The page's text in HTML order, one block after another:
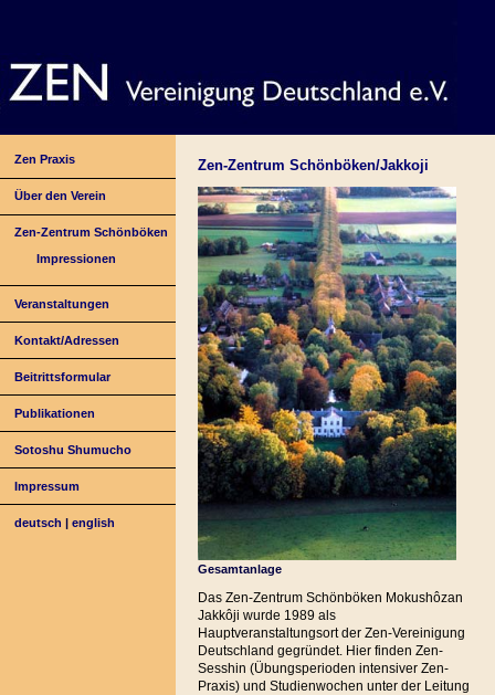
Zen Praxis
Über den Verein
Zen-Zentrum Schönböken
Impressionen
Veranstaltungen
Kontakt/Adressen
Beitrittsformular
Publikationen
Sotoshu Shumucho
Impressum
deutsch |english
Zen-Zentrum Schönböken/Jakkoji
Gesamtanlage
Das Zen-Zentrum Schönböken Mokushôzan
Jakkôji wurde 1989 als
Hauptveranstaltungsort der Zen-Vereinigung
Deutschland gegründet. Hier finden Zen-
Sesshin (Übungsperioden intensiver Zen-
Praxis) und Studienwochen unter der Leitung